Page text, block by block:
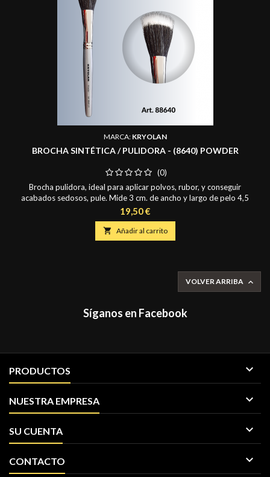
MARCA: KRYOLAN
BROCHA SINTÉTICA / PULIDORA - (8640) POWDER
(0)
Brocha pulidora, ideal para aplicar polvos, rubor, y conseguir
acabados sedosos, pule. Mide 3 cm. de ancho y largo de pelo 4,5
cm.
Precio
19,50 €
 Añadir al carrito
VOLVER ARRIBA 
Síganos en Facebook
PRODUCTOS 
NUESTRA EMPRESA 
SU CUENTA 
CONTACTO 